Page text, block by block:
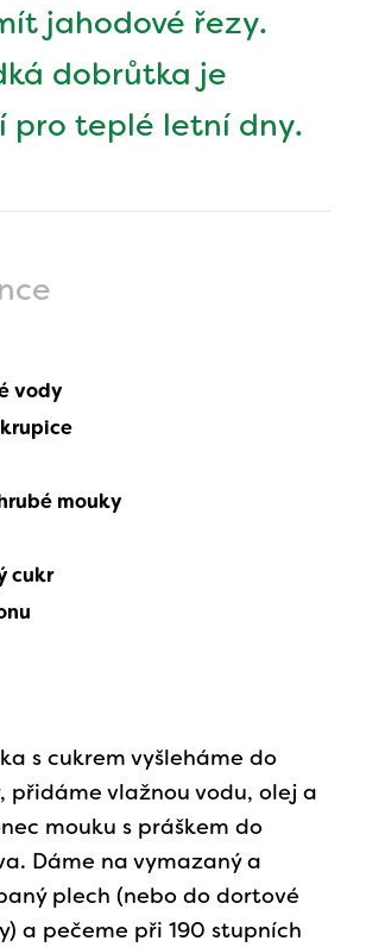
jahodové řezy.
dobrůtka je
pro teplé letní dny.
vody
mouky
cukr
s cukrem vyšleháme do
přidáme vlažnou vodu, olej a
mouku s práškem do
Dáme na vymazaný a
plech (nebo do dortové
a pečeme při 190 stupních